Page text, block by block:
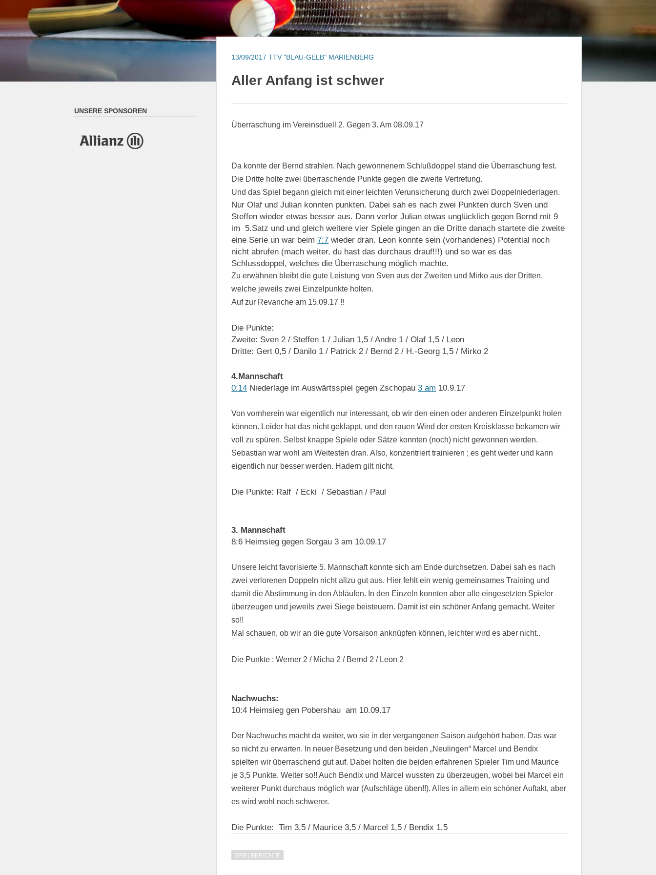
13/09/2017 TTV "BLAU-GELB" MARIENBERG
Aller Anfang ist schwer
Überraschung im Vereinsduell 2. Gegen 3. Am 08.09.17
Da konnte der Bernd strahlen. Nach gewonnenem Schlußdoppel stand die Überraschung fest.
Die Dritte holte zwei überraschende Punkte gegen die zweite Vertretung.
Und das Spiel begann gleich mit einer leichten Verunsicherung durch zwei Doppelniederlagen.
Nur Olaf und Julian konnten punkten. Dabei sah es nach zwei Punkten durch Sven und
Steffen wieder etwas besser aus. Dann verlor Julian etwas unglücklich gegen Bernd mit 9
im 5.Satz und und gleich weitere vier Spiele gingen an die Dritte danach startete die zweite
eine Serie un war beim7:7 wieder dran. Leon konnte sein (vorhandenes) Potential noch
nicht abrufen (mach weiter, du hast das durchaus drauf!!!) und so war es das
Schlussdoppel, welches die Überraschung möglich machte.
Zu erwähnen bleibt die gute Leistung von Sven aus der Zweiten und Mirko aus der Dritten,
welche jeweils zwei Einzelpunkte holten.
Auf zur Revanche am 15.09.17 !!
Die Punkte:
Zweite: Sven 2 / Steffen 1 / Julian 1,5 / Andre 1 / Olaf 1,5 / Leon
Dritte: Gert 0,5 / Danilo 1 / Patrick 2 / Bernd 2 / H.-Georg 1,5 / Mirko 2
4.Mannschaft
0:14 Niederlage im Auswärtsspiel gegen Zschopau3 am 10.9.17
Von vornherein war eigentlich nur interessant, ob wir den einen oder anderen Einzelpunkt holen
können. Leider hat das nicht geklappt, und den rauen Wind der ersten Kreisklasse bekamen wir
voll zu spüren. Selbst knappe Spiele oder Sätze konnten (noch) nicht gewonnen werden.
Sebastian war wohl am Weitesten dran. Also, konzentriert trainieren ; es geht weiter und kann
eigentlich nur besser werden. Hadern gilt nicht.
Die Punkte: Ralf / Ecki / Sebastian / Paul
3. Mannschaft
8:6 Heimsieg gegen Sorgau 3 am 10.09.17
Unsere leicht favorisierte 5. Mannschaft konnte sich am Ende durchsetzen. Dabei sah es nach
zwei verlorenen Doppeln nicht allzu gut aus. Hier fehlt ein wenig gemeinsames Training und
damit die Abstimmung in den Abläufen. In den Einzeln konnten aber alle eingesetzten Spieler
überzeugen und jeweils zwei Siege beisteuern. Damit ist ein schöner Anfang gemacht. Weiter
so!!
Mal schauen, ob wir an die gute Vorsaison anknüpfen können, leichter wird es aber nicht..
Die Punkte : Werner 2 / Micha 2 / Bernd 2 / Leon 2
Nachwuchs:
10:4 Heimsieg gen Pobershau am 10.09.17
Der Nachwuchs macht da weiter, wo sie in der vergangenen Saison aufgehört haben. Das war
so nicht zu erwarten. In neuer Besetzung und den beiden „Neulingen“ Marcel und Bendix
spielten wir überraschend gut auf. Dabei holten die beiden erfahrenen Spieler Tim und Maurice
je 3,5 Punkte. Weiter so!! Auch Bendix und Marcel wussten zu überzeugen, wobei bei Marcel ein
weiterer Punkt durchaus möglich war (Aufschläge üben!!). Alles in allem ein schöner Auftakt, aber
es wird wohl noch schwerer.
Die Punkte: Tim 3,5 / Maurice 3,5 / Marcel 1,5 / Bendix 1,5
SPIELBERICHTE
UNSERE SPONSOREN